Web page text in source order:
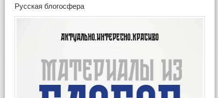
Русская блогосфера